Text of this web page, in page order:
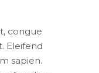
congue
Eleifend
sapien.